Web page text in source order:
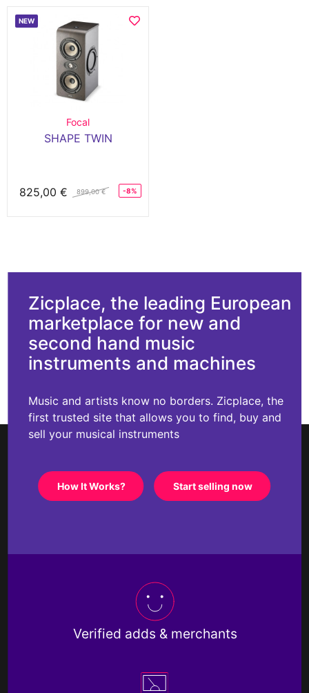
NEW
Focal
SHAPE TWIN
825,00 € 899,00 € -8%
Zicplace, the leading European
marketplace for new and
second hand music
instruments and machines
Music and artists know no borders. Zicplace, the
first trusted site that allows you to find, buy and
sell your musical instruments
How It Works? Start selling now
Verified adds & merchants